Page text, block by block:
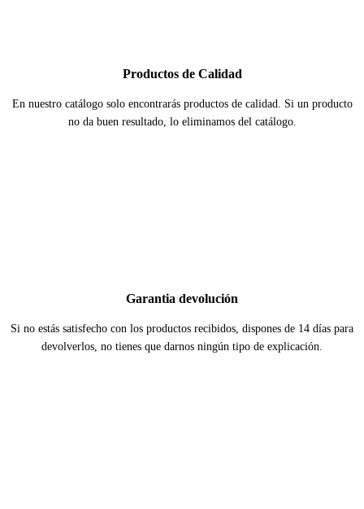
Productos de Calidad
En nuestro catálogo solo encontrarás productos de calidad. Si un producto
no da buen resultado, lo eliminamos del catálogo.
Garantia devolución
Si no estás satisfecho con los productos recibidos, dispones de 14 días para
devolverlos, no tienes que darnos ningún tipo de explicación.